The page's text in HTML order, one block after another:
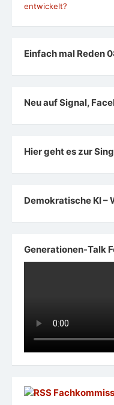
entwickelt?
Einfach mal Reden
Neu auf Signal,
Hier geht es zur
Demokratische KI –
Generationen-Talk